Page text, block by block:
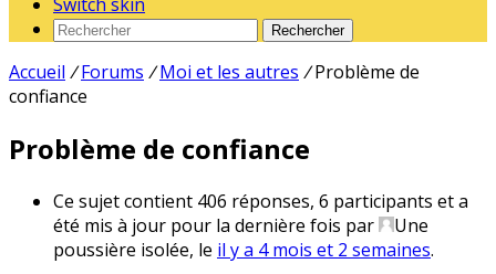
Rechercher
Accueil / Forums / Moi et les autres / Problème de
confiance
Problème de confiance
Ce sujet contient 406 réponses, 6 participants et a
été mis à jour pour la dernière fois par
Une
poussière isolée, le il y a 4 mois et 2 semaines.